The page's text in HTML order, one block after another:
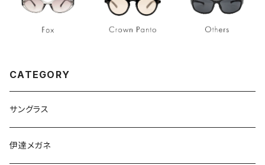
CATEGORY
サングラス
伊達メガネ